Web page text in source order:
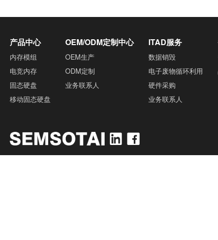
产品中心
内存模组
电竞内存
固态硬盘
移动固态硬盘
OEM/ODM定制中心
OEM生产
ODM定制
业务联系人
ITAD服务
数据销毁
电子废物循环利用
硬件采购
业务联系人